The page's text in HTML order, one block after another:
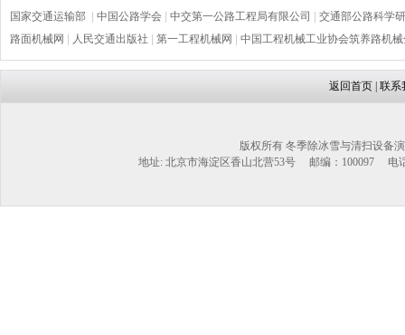
国家交通运输部 中国公路学会 中交第一公路工程局有限公司
交通部公路科学
路面机械网
人民交通出版社 第一工程机械网 中国工程机械工业协会筑养路机
返回首页 联系
版权所有 冬季除冰雪与清扫设备
地址: 北京市海淀区香山北营53号 邮编：100097 电